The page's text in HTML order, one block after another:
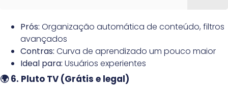
Prós: Organização automática de conteúdo, filtros
avançados
Contras: Curva de aprendizado um pouco maior
Ideal para: Usuários experientes
🌍 6. Pluto TV (Grátis e legal)